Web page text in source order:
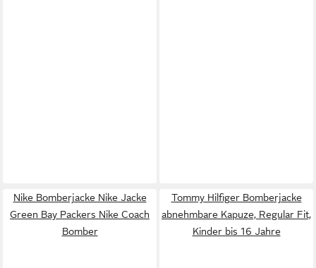
Nike Bomberjacke Nike Jacke
Green Bay Packers Nike Coach
Bomber
Tommy Hilfiger Bomberjacke
abnehmbare Kapuze, Regular Fit,
Kinder bis 16 Jahre